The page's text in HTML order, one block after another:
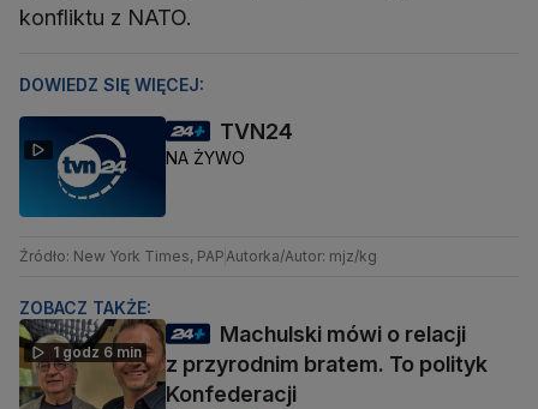
konfliktu z NATO.
DOWIEDZ SIĘ WIĘCEJ:
TVN24
NA ŻYWO
Źródło: New York Times, PAPAutorka/Autor: mjz/kg
ZOBACZ TAKŻE:
1 godz 6 min
Machulski mówi o relacji
z przyrodnim bratem. To polityk
Konfederacji